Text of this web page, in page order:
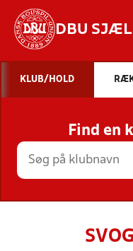
DBU
STILLINGER,
KLUB/HOLD
Find en